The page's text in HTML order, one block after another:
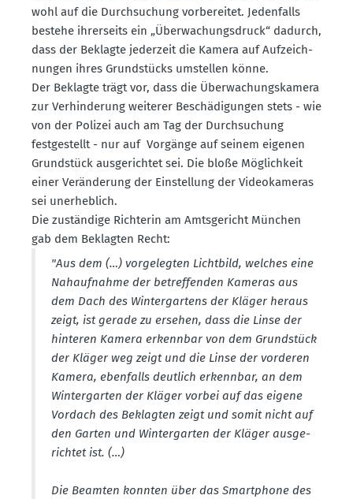
wohl auf die Durch­su­chung vorbe­reitet. Jeden­falls
bestehe ihrer­seits ein „Überwa­chungs­druck“ dadurch,
dass der Beklagte jederzeit die Kamera auf Aufzeich­
nungen ihres Grund­stücks umstellen könne.
Der Beklagte trägt vor, dass die Überwa­chungs­kamera
zur Verhin­derung weiterer Beschä­di­gungen stets - wie
von der Polizei auch am Tag der Durch­su­chung
festge­stellt - nur auf Vorgänge auf seinem eigenen
Grund­stück ausge­richtet sei. Die bloße Möglichkeit
einer Verän­derung der Einstellung der Video­ka­meras
sei unerheblich.
Die zuständige Richterin am Amtsge­richt München
gab dem Beklagten Recht:
"Aus dem (…) vorge­legten Lichtbild, welches eine
Nahauf­nahme der betref­fenden Kameras aus
dem Dach des Winter­gartens der Kläger heraus
zeigt, ist gerade zu ersehen, dass die Linse der
hinteren Kamera erkennbar von dem Grund­stück
der Kläger weg zeigt und die Linse der vorderen
Kamera, ebenfalls deutlich erkennbar, an dem
Winter­garten der Kläger vorbei auf das eigene
Vordach des Beklagten zeigt und somit nicht auf
den Garten und Winter­garten der Kläger ausge­
richtet ist. (…)
Die Beamten konnten über das Smart­phone des